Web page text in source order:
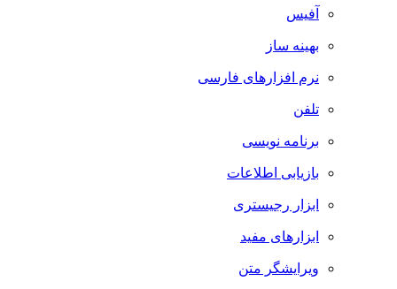
آفیس
بهینه ساز
نرم افزارهای فارسی
تلفن
برنامه نویسی
بازیابی اطلاعات
ابزار رجیستری
ابزارهای مفید
ویرایشگر متن